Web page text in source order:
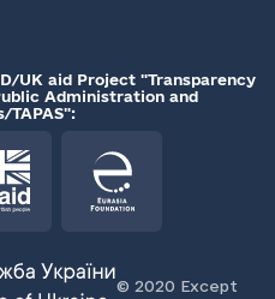
UK aid Project "Transparency
Administration and
TAPAS":
© 2020 Except